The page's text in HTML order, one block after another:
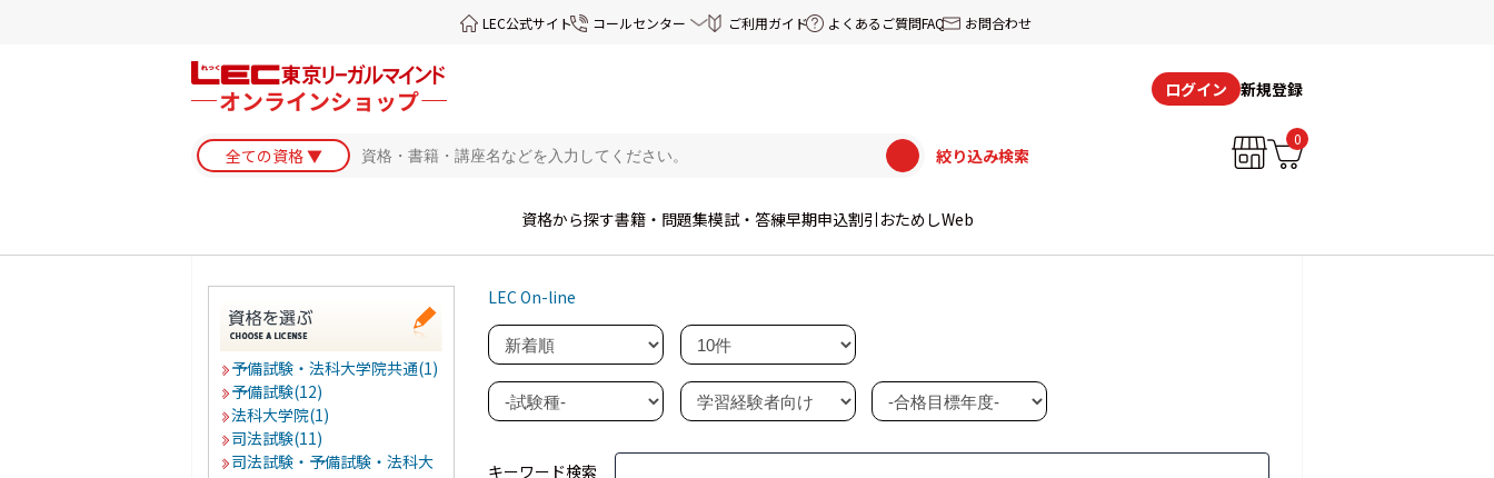
LEC公式サイト コールセンター ご利用ガイド よくあるご質問FAQ お問合わせ
ログイン 新規登録
絞り込み検索
0
資格から探す書籍・問題集模試・答練早期申込割引 おためしWeb
予備試験・法科大学院共通(1)
予備試験(12)
法科大学院(1)
司法試験(11)
司法試験・予備試験・法科大
LEC On-line
キーワード検索